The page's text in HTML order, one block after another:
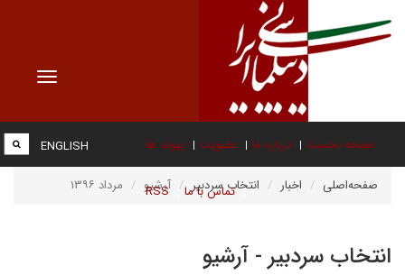
Toggle
صفحه نخست درباره ما عضویت پیوند ها
تماس با ما RSS
ENGLISH
صفحه‌اصلی اخبار انتخاب سردبیر آرشیو مرداد ۱۳۹۶
انتخاب سردبیر - آرشیو